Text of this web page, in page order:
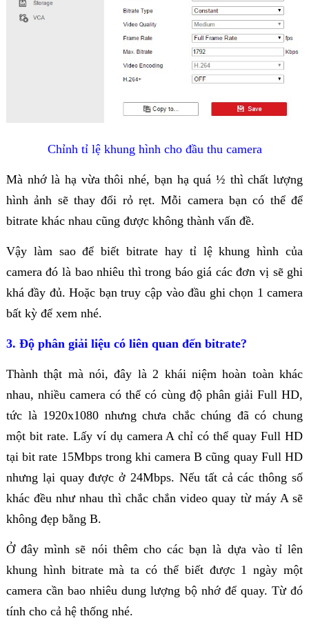
Chỉnh tỉ lệ khung hình cho đầu thu camera
Mà nhớ là hạ vừa thôi nhé, bạn hạ quá ½ thì chất lượng
hình ảnh sẽ thay đổi rỏ rẹt. Mỗi camera bạn có thể để
bitrate khác nhau cũng được không thành vấn đề.
Vậy làm sao để biết bitrate hay tỉ lệ khung hình của
camera đó là bao nhiêu thì trong báo giá các đơn vị sẽ ghi
khá đầy đủ. Hoặc bạn truy cập vào đầu ghi chọn 1 camera
bất kỳ để xem nhé.
3. Độ phân giải liệu có liên quan đến bitrate?
Thành thật mà nói, đây là 2 khái niệm hoàn toàn khác
nhau, nhiều camera có thể có cùng độ phân giải Full HD,
tức là 1920x1080 nhưng chưa chắc chúng đã có chung
một bit rate. Lấy ví dụ camera A chỉ có thể quay Full HD
tại bit rate 15Mbps trong khi camera B cũng quay Full HD
nhưng lại quay được ở 24Mbps. Nếu tất cả các thông số
khác đều như nhau thì chắc chắn video quay từ máy A sẽ
không đẹp bằng B.
Ở đây mình sẽ nói thêm cho các bạn là dựa vào tỉ lên
khung hình bitrate mà ta có thể biết được 1 ngày một
camera cần bao nhiêu dung lượng bộ nhớ để quay. Từ đó
tính cho cả hệ thống nhé.